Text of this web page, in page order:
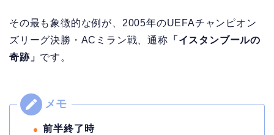
その最も象徴的な例が、2005年のUEFAチャンピオン
ズリーグ決勝・ACミラン戦、通称 「イスタンブールの
奇跡」 です。
前半終了時